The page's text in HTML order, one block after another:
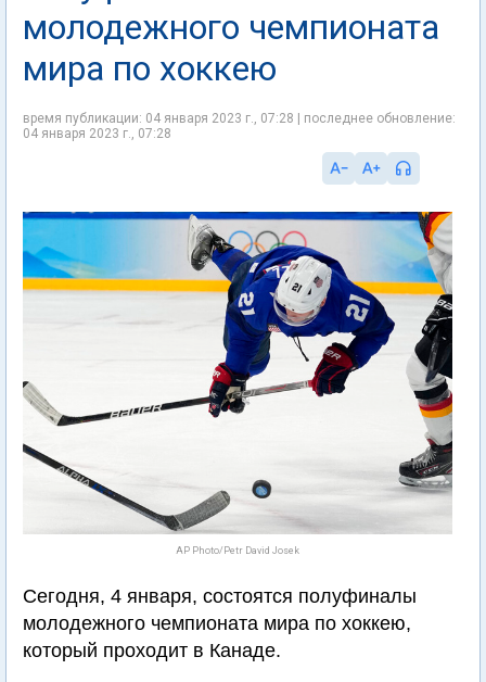
молодежного чемпионата
мира по хоккею
время публикации: 04 января 2023 г., 07:28 | последнее обновление:
04 января 2023 г., 07:28
AP Photo/Petr David Josek
Сегодня, 4 января, состоятся полуфиналы
молодежного чемпионата мира по хоккею,
который проходит в Канаде.